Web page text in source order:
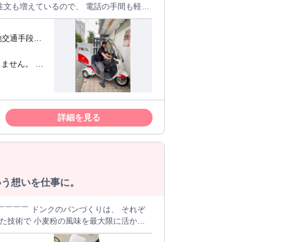
は遠くても15分程度！
詳細を見る
想いを仕事に。
で、